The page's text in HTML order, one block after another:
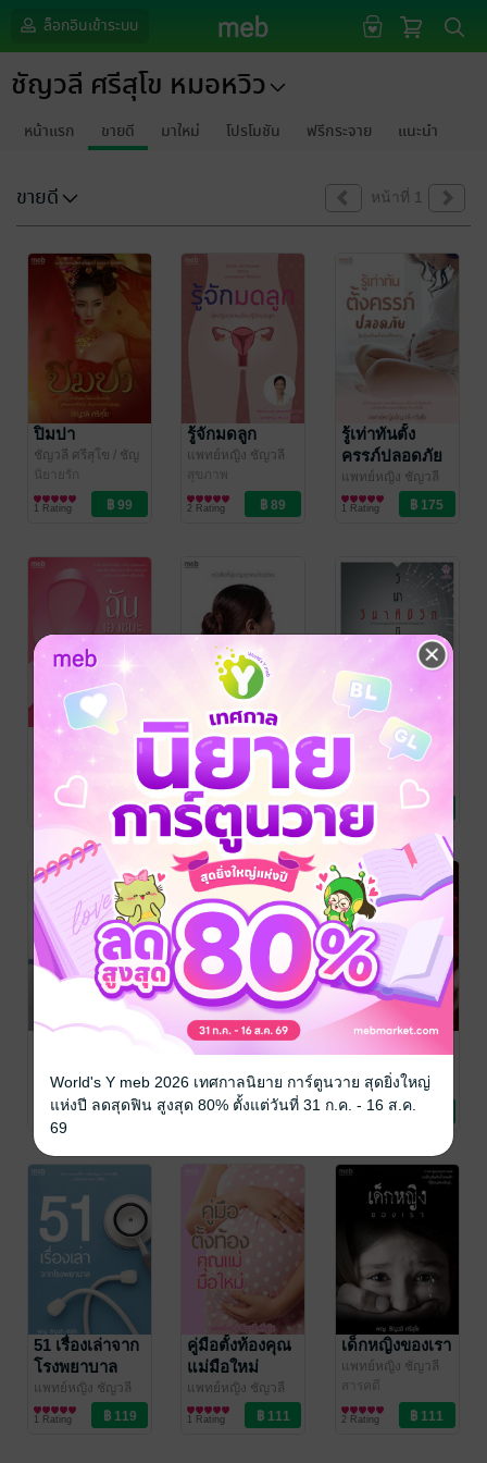
ล็อกอินเข้าระบบ
ชัญวลี ศรีสุโข หมอหวิว
หน้าแรก ขายดี มาใหม่ โปรโมชัน ฟรีกระจาย แนะนำ
ขายดี หน้าที่ 1
ปิมปา
ชัญวลี ศรีสุโข / ชัญ
วลี ศรีสุโข หมอหวิว
นิยายรัก
1 Rating
รู้จักมดลูก
แพทย์หญิง ชัญวลี
ศรีสุโข / ชัญวลี ศรีสุ
โข หมอหวิว
สุขภาพ
2 Rating
รู้เท่าทันตั้ง
ครรภ์ปลอดภัย
แพทย์หญิง ชัญวลี
ศรีสุโข/ ชัญวลี ศรีสุ
โข หมอหวิว
สุขภาพ
1 Rating
ฉันเอาชนะ
มะเร็งได้
อย่างไร
พญ.ชัญวลี ศรีสุโข
/
ชัญวลี ศรีสุโข หมอ
หวิว
สุขภาพ
1 Rating
คู่มือสุขภาพผู้
หญิง
แพทย์หญิง ชัญวลี
ศรีสุโข/ ชัญวลี ศรีสุ
โข หมอหวิว
สุขภาพ
1 Rating
วินาทีชีวิต
แพทย์หญิง ชัญวลี
ศรีสุโข
/ ชัญวลี ศรีสุ
สาระบันเทิง
1 Rating
วลี ศรีสุโข หมอหวิว
รวมเรื่องสั้น
ต้นกล้า
ศรีสุโข/ ชัญวลี ศรีสุ
โข หมอหวิว
วรรณกรรมเยาวชน
ชีวิตนี้สิเน่หา
แพทย์หญิง ชัญวลี
ศรีสุโข/ ชัญวลี ศรีสุ
สุขภาพ
51 เรื่องเล่าจาก
โรงพยาบาล
แพทย์หญิง ชัญวลี
ศรีสุโข/ ชัญวลี ศรีสุ
โข หมอหวิว
รวมเรื่องสั้น
1 Rating
คู่มือตั้งท้องคุณ
แม่มือใหม่
แพทย์หญิง ชัญวลี
ศรีสุโข/ ชัญวลี ศรีสุ
โข หมอหวิว
สุขภาพ
1 Rating
เด็กหญิงของเรา
แพทย์หญิง ชัญวลี
ศรีสุโข
โข หมอหวิว
สารคดี
2 Rating
World's Y meb 2026 เทศกาลนิยาย การ์ตูนวาย สุดยิ่งใหญ่
แห่งปี ลดสุดฟิน สูงสุด 80% ตั้งแต่วันที่ 31 ก.ค. - 16 ส.ค.
69